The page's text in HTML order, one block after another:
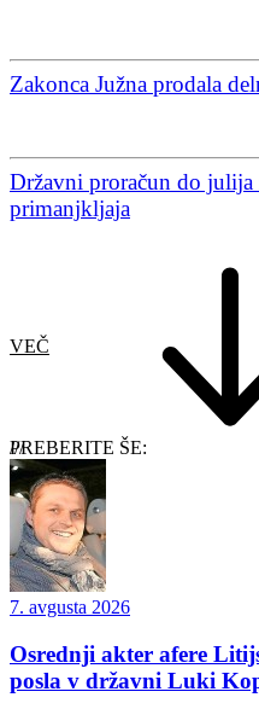
Zakonca Južna prodala
Državni proračun do
primanjkljaja
VEČ
PREBERITE ŠE:
7. avgusta 2026
Osrednji akter afere
posla v državni Luki